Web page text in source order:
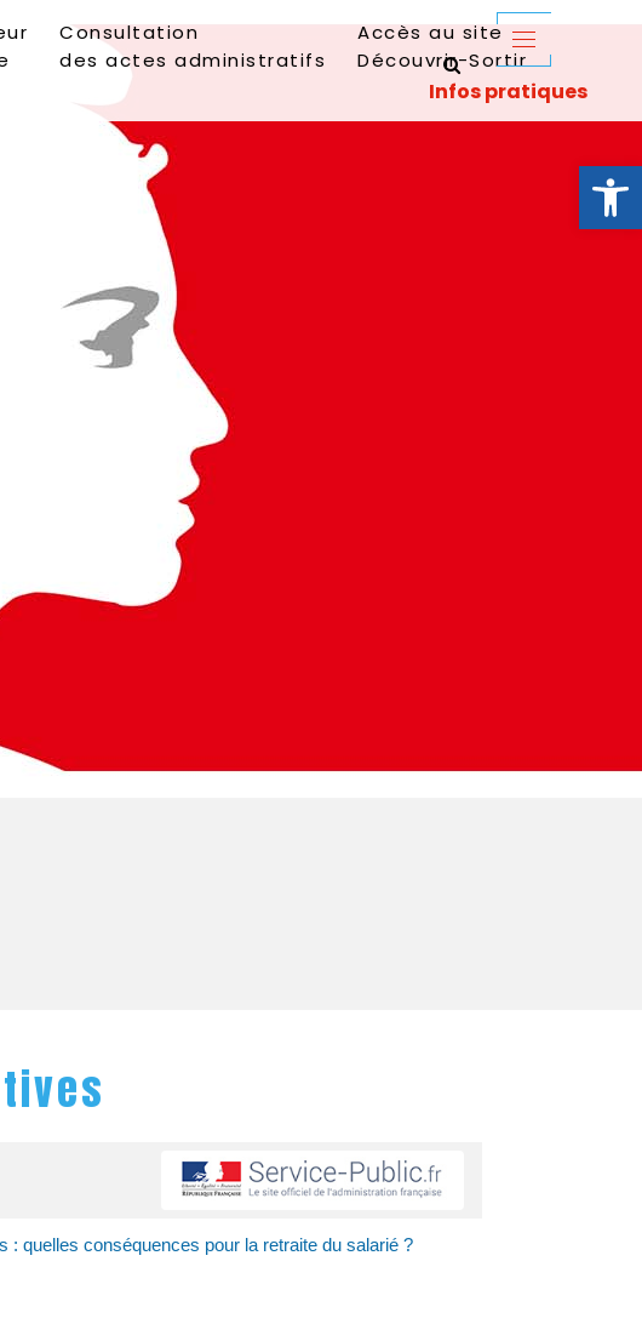
Ouvrir
Consultation
des actes administratifs
Accès au site
Découvrir-Sortir
: quelles conséquences pour la retraite du salarié ?